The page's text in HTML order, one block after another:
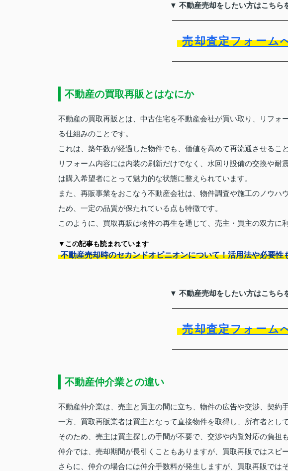
▼ 不動産売却をしたい方はこちら
売却査定フォーム
不動産の買取再販とはなにか
不動産の買取再販とは、中古住宅を不動産会社が買い取り、リフォ
る仕組みのことです。
これは、築年数が経過した物件でも、価値を高めて再流通させるこ
リフォーム内容には内装の刷新だけでなく、水回り設備の交換や耐
は購入希望者にとって魅力的な状態に整えられています。
また、再販事業をおこなう不動産会社は、物件調査や施工のノウハ
ため、一定の品質が保たれている点も特徴です。
このように、買取再販は物件の再生を通じて、売主・買主の双方に
▼この記事も読まれています
不動産売却時のセカンドオピニオンについて！活用法や必要性
▼ 不動産売却をしたい方はこちら
売却査定フォーム
不動産仲介業との違い
不動産仲介業は、売主と買主の間に立ち、物件の広告や交渉、契約
一方、買取再販業者は買主となって直接物件を取得し、所有者とし
そのため、売主は買主探しの手間が不要で、交渉や内覧対応の負担
仲介では、売却期間が長引くこともありますが、買取再販ではスピ
さらに、仲介の場合には仲介手数料が発生しますが、買取再販では